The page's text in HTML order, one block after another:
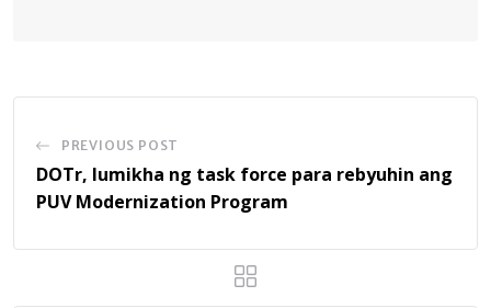
PREVIOUS POST
DOTr, lumikha ng task force para rebyuhin ang
PUV Modernization Program